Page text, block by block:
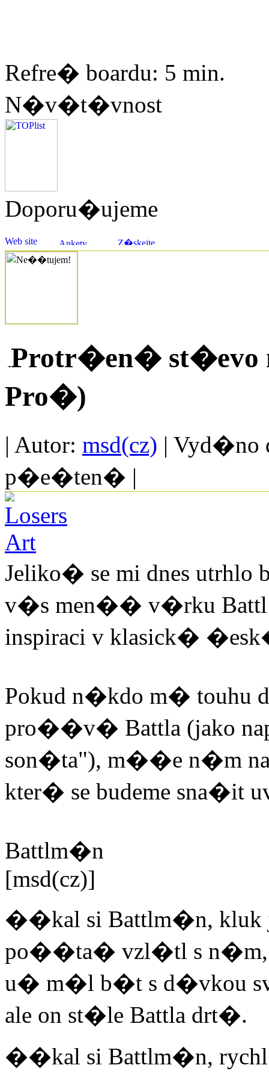
Refre� boardu: 5 min.
N�v�t�vnost
Doporu�ujeme
Protr�en� st�evo
Pro�)
| Autor: msd(cz) | Vyd�no
p�e�ten� |
Jeliko� se mi dnes
v�s men�� v�rku
inspiraci v klasick�
Pokud n�kdo m� touhu
pro��v� Battla (jako
son�ta"), m��e n�m na
kter� se budeme sna�it
Battlm�n
[msd(cz)]
��kal si Battlm�n, kluk
po��ta� vzl�tl s n�m,
u� m�l b�t s d�vkou
ale on st�le Battla drt�.
��kal si Battlm�n,